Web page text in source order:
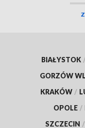
BIAŁYSTOK
GORZÓW
KRAKÓW /
OPOLE /
SZCZECIN /